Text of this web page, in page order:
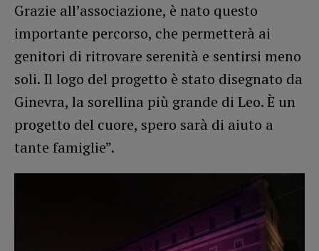
Grazie all’associazione, è nato questo
importante percorso, che permetterà ai
genitori di ritrovare serenità e sentirsi meno
soli. Il logo del progetto è stato disegnato da
Ginevra, la sorellina più grande di Leo. È un
progetto del cuore, spero sarà di aiuto a
tante famiglie”.